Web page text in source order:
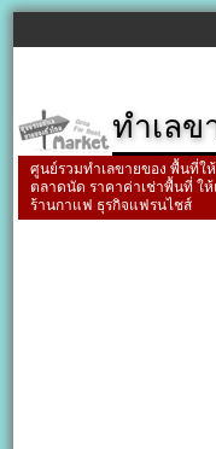
ทำเลข
ศูนย์รวมทำเลขายของ พื้นที่ใ
ตลาดนัด ราคาค่าเช่าพื้นที่ ใ
ร้านกาแฟ ธุรกิจแฟรนไชส์